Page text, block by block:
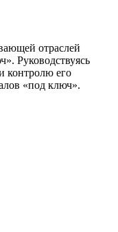
отраслей
Руководствуясь
контролю его
«под ключ».